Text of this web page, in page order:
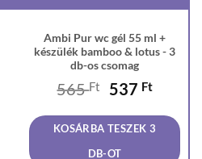
Ambi Pur wc gél 55 ml +
készülék bamboo & lotus - 3
db-os csomag
565Ft
Original
was:
565 Ft.
537 Ft
is:
537
KOSÁRBA TESZEK 3
DB-OT